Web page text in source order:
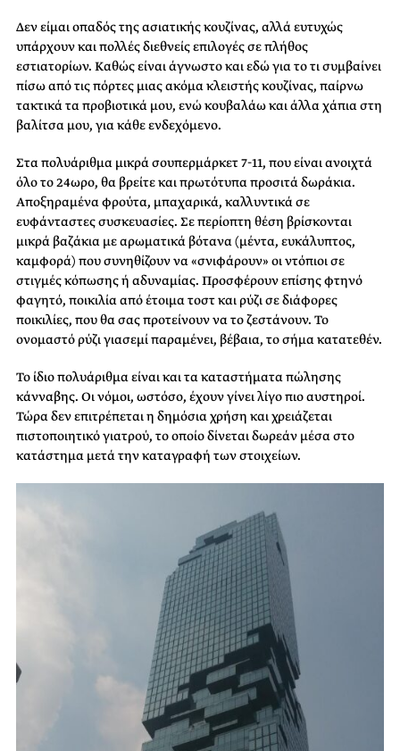
Δεν είμαι οπαδός της ασιατικής κουζίνας, αλλά ευτυχώς
υπάρχουν και πολλές διεθνείς επιλογές σε πλήθος
εστιατορίων. Καθώς είναι άγνωστο και εδώ για το τι συμβαίνει
πίσω από τις πόρτες μιας ακόμα κλειστής κουζίνας, παίρνω
τακτικά τα προβιοτικά μου, ενώ κουβαλάω και άλλα χάπια στη
βαλίτσα μου, για κάθε ενδεχόμενο.
Στα πολυάριθμα μικρά σουπερμάρκετ 7-11, που είναι ανοιχτά
όλο το 24ωρο, θα βρείτε και πρωτότυπα προσιτά δωράκια.
Αποξηραμένα φρούτα, μπαχαρικά, καλλυντικά σε
ευφάνταστες συσκευασίες. Σε περίοπτη θέση βρίσκονται
μικρά βαζάκια με αρωματικά βότανα (μέντα, ευκάλυπτος,
καμφορά) που συνηθίζουν να «σνιφάρουν» οι ντόπιοι σε
στιγμές κόπωσης ή αδυναμίας. Προσφέρουν επίσης φτηνό
φαγητό, ποικιλία από έτοιμα τοστ και ρύζι σε διάφορες
ποικιλίες, που θα σας προτείνουν να το ζεστάνουν. Το
ονομαστό ρύζι γιασεμί παραμένει, βέβαια, το σήμα κατατεθέν.
Το ίδιο πολυάριθμα είναι και τα καταστήματα πώλησης
κάνναβης. Οι νόμοι, ωστόσο, έχουν γίνει λίγο πιο αυστηροί.
Τώρα δεν επιτρέπεται η δημόσια χρήση και χρειάζεται
πιστοποιητικό γιατρού, το οποίο δίνεται δωρεάν μέσα στο
κατάστημα μετά την καταγραφή των στοιχείων.